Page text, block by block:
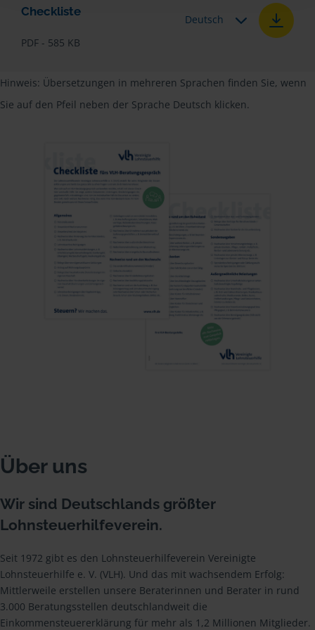
Checkliste
PDF - 585 KB
Deutsch
Hinweis: Übersetzungen in mehreren Sprachen finden Sie, wenn
Sie auf den Pfeil neben der Sprache Deutsch klicken.
Über uns
Wir sind Deutschlands größter
Lohnsteuerhilfeverein.
Seit 1972 gibt es den Lohnsteuerhilfeverein Vereinigte
Lohnsteuerhilfe e. V. (VLH). Und das mit wachsendem Erfolg:
Mittlerweile erstellen unsere Beraterinnen und Berater in rund
3.000 Beratungsstellen deutschlandweit die
Einkommensteuererklärung für mehr als 1,2 Millionen Mitglieder.